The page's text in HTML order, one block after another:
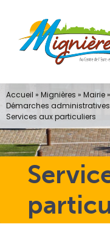
contenu
Accueil » Mignières » Mairie»
Démarches
Services aux particuliers